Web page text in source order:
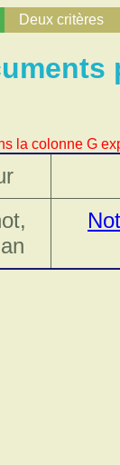
Deux critères
la colonne G